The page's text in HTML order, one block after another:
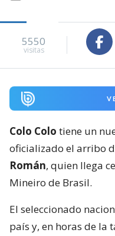
5550
visitas
Colo Colo tiene un
oficializado el arribo
Román, quien llega
Mineiro de Brasil.
El seleccionado
país y, en horas de la